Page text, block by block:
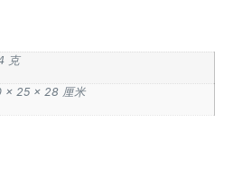
克
× 25 × 28 厘米